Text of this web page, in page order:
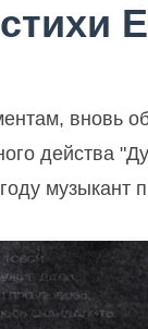
вновь
действа
музыкант